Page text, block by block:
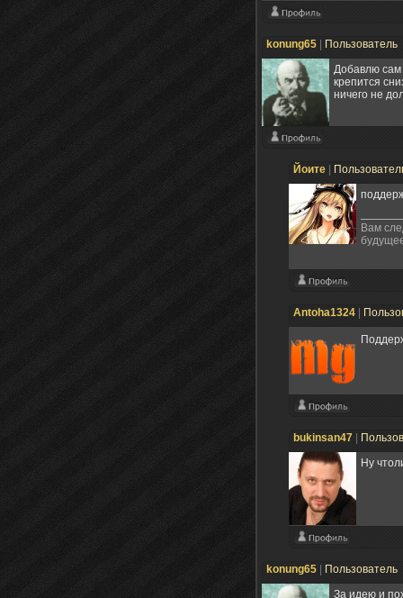
konung65 Пользователь
Добавлю сам
крепится
ничего не
Йоите
Вам
Antoha1324
bukinsan47
Ну
konung65 Пользователь
За идею и